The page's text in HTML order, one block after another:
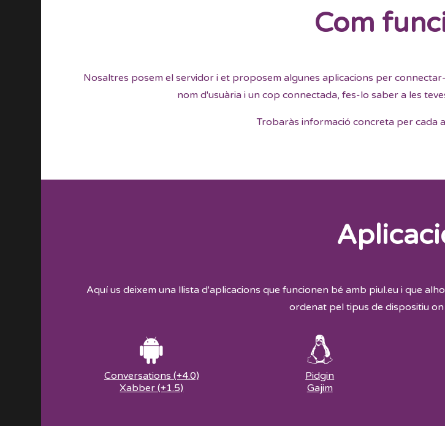
Com
Nosaltres posem el servidor i et proposem algunes aplicacions per
nom d'usuària i un cop connectada, fes-lo saber a les
Trobaràs informació concreta per cada
Aquí us deixem una llista d'aplicacions que funcionen bé amb piul.eu i que
ordenat pel tipus de dispositiu on
Conversations (+4.0)
Xabber (+1.5)
Pidgin
Gajim